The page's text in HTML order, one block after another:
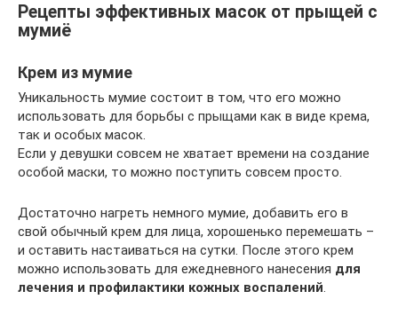
Рецепты эффективных масок от прыщей с
мумиё
Крем из мумие
Уникальность мумие состоит в том, что его можно
использовать для борьбы с прыщами как в виде крема,
так и особых масок.
Если у девушки совсем не хватает времени на создание
особой маски, то можно поступить совсем просто.
Достаточно нагреть немного мумие, добавить его в
свой обычный крем для лица, хорошенько перемешать –
и оставить настаиваться на сутки. После этого крем
можно использовать для ежедневного нанесения для
лечения и профилактики кожных воспалений.